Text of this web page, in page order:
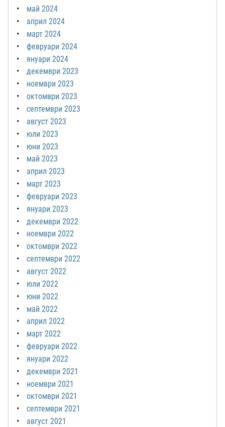
май 2024
април 2024
март 2024
февруари 2024
януари 2024
декември 2023
ноември 2023
октомври 2023
септември 2023
август 2023
юли 2023
юни 2023
май 2023
април 2023
март 2023
февруари 2023
януари 2023
декември 2022
ноември 2022
октомври 2022
септември 2022
август 2022
юли 2022
юни 2022
май 2022
април 2022
март 2022
февруари 2022
януари 2022
декември 2021
ноември 2021
октомври 2021
септември 2021
август 2021